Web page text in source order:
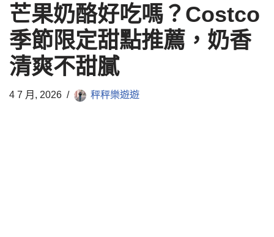
芒果奶酪好吃嗎？Costco
季節限定甜點推薦，奶香
清爽不甜膩
4 7 月, 2026 秤秤樂遊遊